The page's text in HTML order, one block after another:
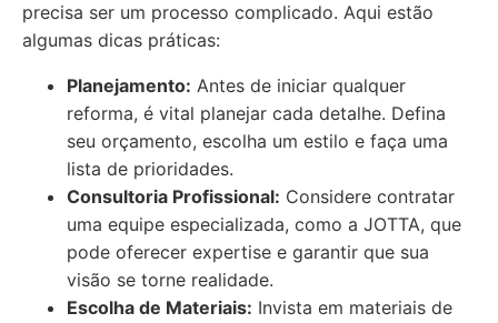
precisa ser um processo complicado. Aqui estão
algumas dicas práticas:
Planejamento: Antes de iniciar qualquer
reforma, é vital planejar cada detalhe. Defina
seu orçamento, escolha um estilo e faça uma
lista de prioridades.
Consultoria Profissional: Considere contratar
uma equipe especializada, como a JOTTA, que
pode oferecer expertise e garantir que sua
visão se torne realidade.
Escolha de Materiais: Invista em materiais de